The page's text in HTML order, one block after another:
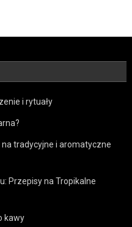
i rytuały
tradycyjne i aromatyczne
Przepisy na Tropikalne
kawy